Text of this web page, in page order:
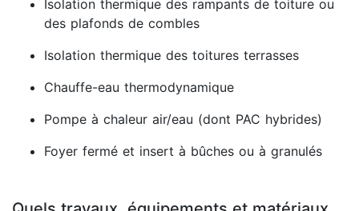
Isolation thermique des rampants de toiture ou
des plafonds de combles
Isolation thermique des toitures terrasses
Chauffe-eau thermodynamique
Pompe à chaleur air/eau (dont PAC hybrides)
Foyer fermé et insert à bûches ou à granulés